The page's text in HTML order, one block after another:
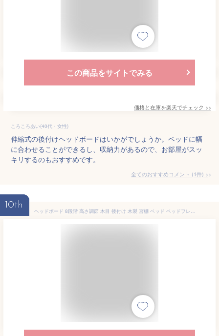
この商品をサイトでみる
価格と在庫を楽天でチェック >>
ころころあい(40代・女性)
伸縮式の後付けヘッドボードはいかがでしょうか。ベッドに幅
に合わせることができるし、収納力があるので、お部屋がスッ
キリするのもおすすめです。
全てのおすすめコメント (1件) >
10th
ヘッドボード 8段階 高さ調節 木目 後付け 木製 宮棚 ベッド ベッドフレーム ヘッドレスベッド シェルフ オープンラック 二段 2段 おしゃれ 北欧 ボード 宮 シングル フレーム(代引不可)【送料無料】